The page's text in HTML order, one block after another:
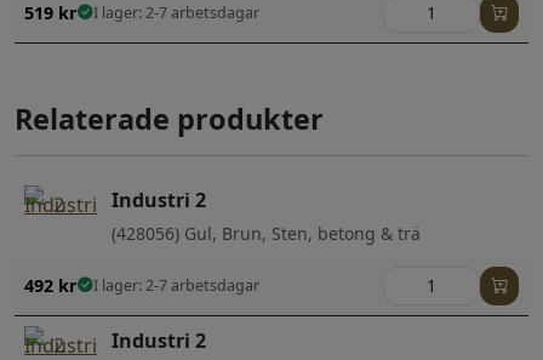
519 kr I lager: 2-7 arbetsdagar
Relaterade produkter
Industri 2
(428056) Gul, Brun, Sten, betong & trä
492 kr I lager: 2-7 arbetsdagar
Industri 2